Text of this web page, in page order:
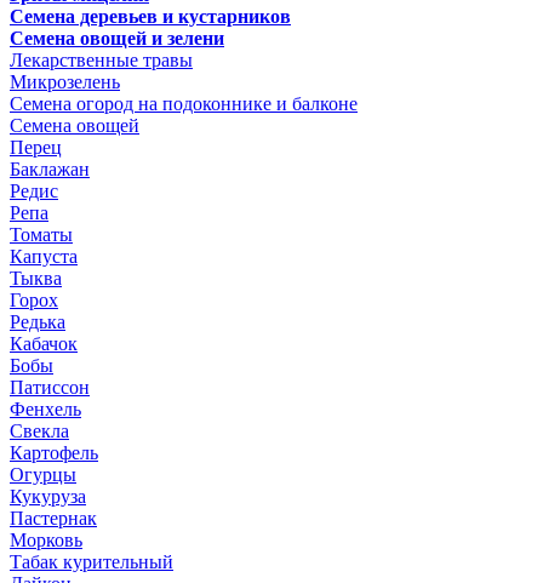
Семена деревьев и кустарников
Семена овощей и зелени
Лекарственные травы
Микрозелень
Семена огород на подоконнике и балконе
Семена овощей
Перец
Баклажан
Редис
Репа
Томаты
Капуста
Тыква
Горох
Редька
Кабачок
Бобы
Патиссон
Фенхель
Свекла
Картофель
Огурцы
Кукуруза
Пастернак
Морковь
Табак курительный